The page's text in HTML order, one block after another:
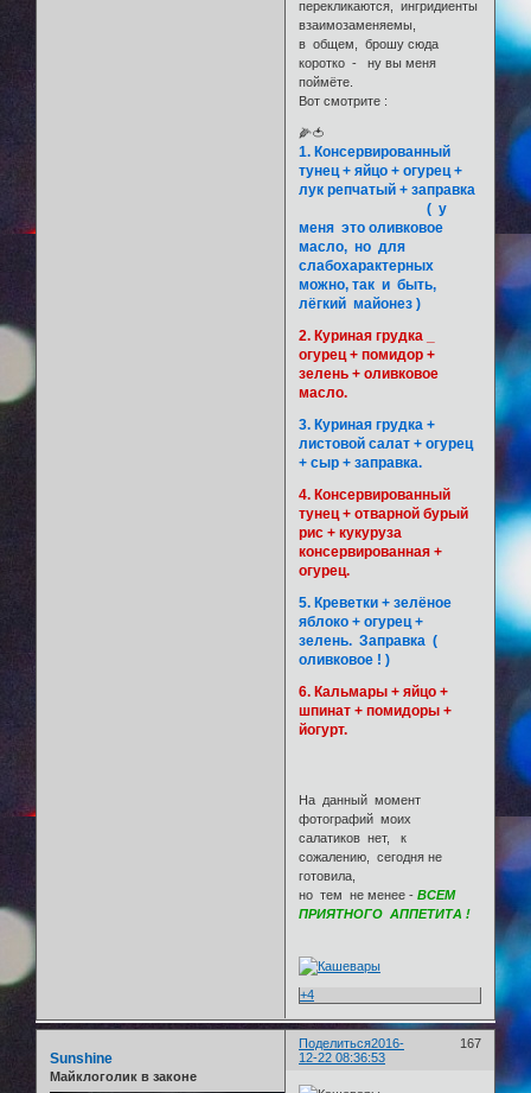
перекликаются, ингридиенты
взаимозаменяемы,
в общем, брошу сюда
коротко - ну вы меня
поймёте.
Вот смотрите :
🌽🍅
1. Консервированный
тунец + яйцо + огурец +
лук репчатый + заправка
( у
меня это оливковое
масло, но для
слабохарактерных
можно, так и быть,
лёгкий майонез )
2. Куриная грудка _
огурец + помидор +
зелень + оливковое
масло.
3. Куриная грудка +
листовой салат + огурец
+ сыр + заправка.
4. Консервированный
тунец + отварной бурый
рис + кукуруза
консервированная +
огурец.
5. Креветки + зелёное
яблоко + огурец +
зелень. Заправка (
оливковое ! )
6. Кальмары + яйцо +
шпинат + помидоры +
йогурт.
На данный момент
фотографий моих
салатиков нет, к
сожалению, сегодня не
готовила,
но тем не менее -ВСЕМ
ПРИЯТНОГО АППЕТИТА !
+4
Поделиться 167
2016-
12-22 08:36:53
Sunshine
Майклоголик в законе